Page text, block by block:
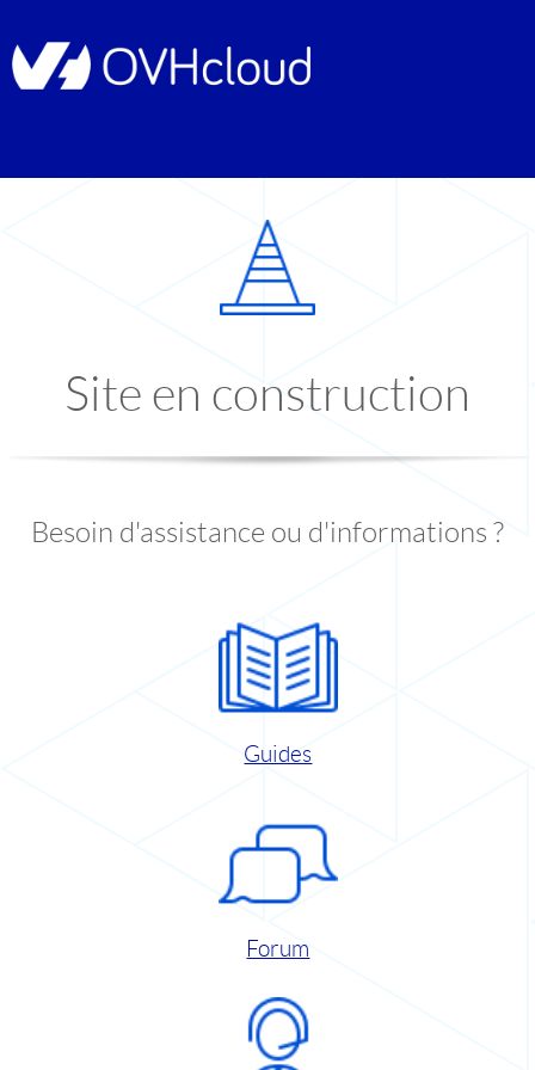
Site en construction
Besoin d'assistance ou d'informations ?
Guides
Forum